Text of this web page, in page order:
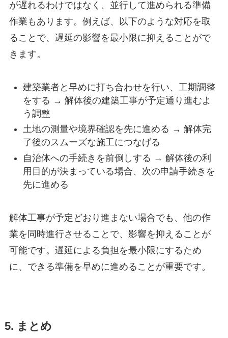
が遅れるわけではなく、並行して進められる準備
作業もあります。例えば、以下のような対応を取
ることで、遅延の影響を最小限に抑えることがで
きます。
建築業者と早めに打ち合わせを行い、工期調整
をする → 解体後の建築工事が予定通り進むよ
う調整
土地の測量や境界確認を先に進める → 解体完
了後のスムーズな施工につなげる
自治体への手続きを前倒しする → 解体後の利
用目的が決まっている場合、次の申請手続きを
先に進める
解体工事が予定どおり進まない場合でも、他の作
業を同時進行させることで、影響を抑えることが
可能です。遅延による負担を最小限にするため
に、できる準備を早めに進めることが重要です。
5. まとめ